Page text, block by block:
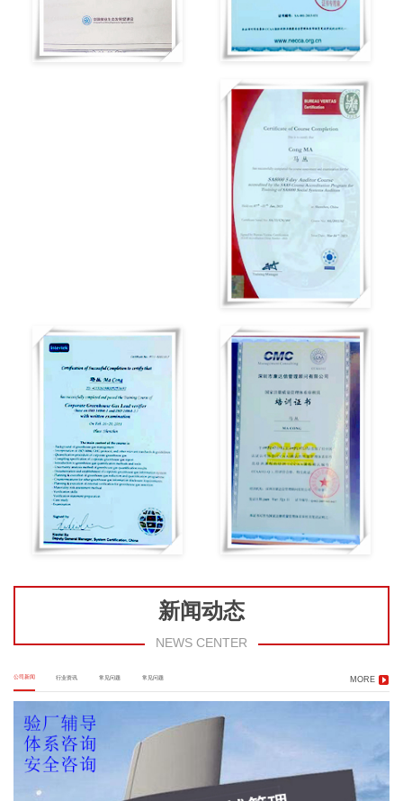
新闻动态
NEWS CENTER
公司新闻 行业资讯 常见问题 常见问题 MORE